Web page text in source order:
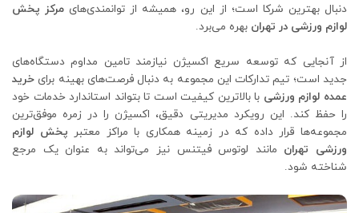
دنبال بهترین شرکا است؛ از این رو، همیشه از توانمندی‌های مرکز پخش
لوازم ورزشی در تهران بهره می‌برد.
از آنجایی که توسعه سریع اکسیژن نیازمند تامین مداوم دستگاه‌های
جدید است؛ تیم تدارکات این مجموعه به دنبال فرصت‌های بهینه برای خرید
عمده لوازم ورزشی با بالاترین کیفیت است تا بتواند استاندارد خدمات خود
را حفظ کند. این رویکرد مدیریتی دقیق، اکسیژن را در زمره موفق‌ترین
مجموعه‌ها قرار داده که در زمینه همکاری با مراکز معتبر پخش لوازم
ورزشی تهران مانند لوتوس فیتنس نیز می‌تواند به‌ عنوان یک مرجع
شناخته شود.